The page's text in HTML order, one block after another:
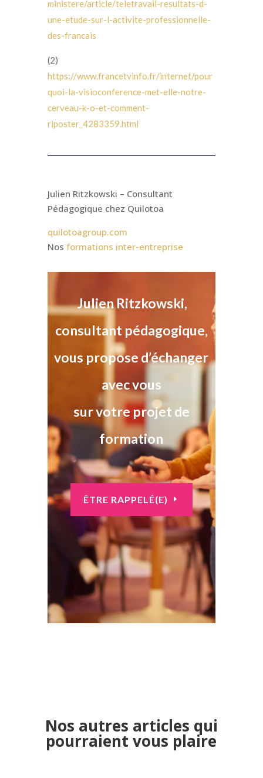
ministere/article/teletravail-resultats-d-
une-etude-sur-l-activite-professionnelle-
des-francais
(2)
https://www.francetvinfo.fr/internet/pour
quoi-la-visioconference-met-elle-notre-
cerveau-k-o-et-comment-
riposter_4283359.html
Julien Ritzkowski – Consultant
Pédagogique chez Quilotoa
quilotoagroup.com
Nos formations inter-entreprise
Julien Ritzkowski,
consultant pédagogique,
vous propose d’échanger
avec vous
sur votre projet de
formation
ÊTRE RAPPELÉ(E)
Nos autres articles qui
pourraient vous plaire